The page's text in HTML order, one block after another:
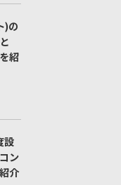
)の
紹
設
ン
介